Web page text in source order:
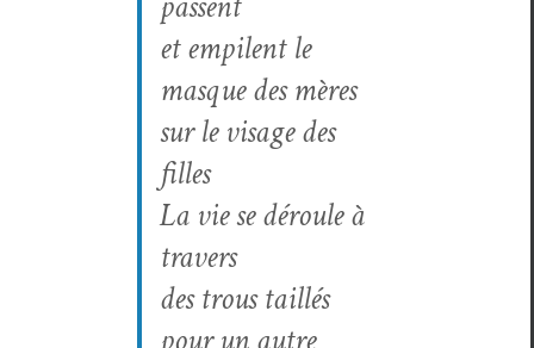
et empi­lent le
masque des mères
sur le vis­age des
filles
La vie se déroule à
travers
des trous tail­lés